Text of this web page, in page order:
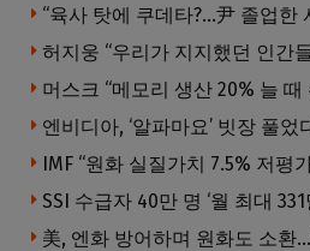
“육사 탓에 쿠데타?…尹 졸업한
허지웅 “우리가 지지했던 인간
IMF “원화 실질가치 7.5% 저평